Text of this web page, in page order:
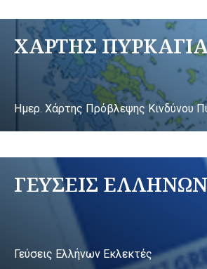
ΧΑΡΤΗΣ
Ημερ. Χάρτης Πρόβλεψης Κινδύνου
ΓΕΥΣΕΙΣ ΕΛΛΗΝΩΝ
Γεύσεις Ελλήνων Εκλεκτές